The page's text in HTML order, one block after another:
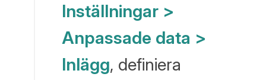
Inställningar >
Anpassade data >
Inlägg, definiera